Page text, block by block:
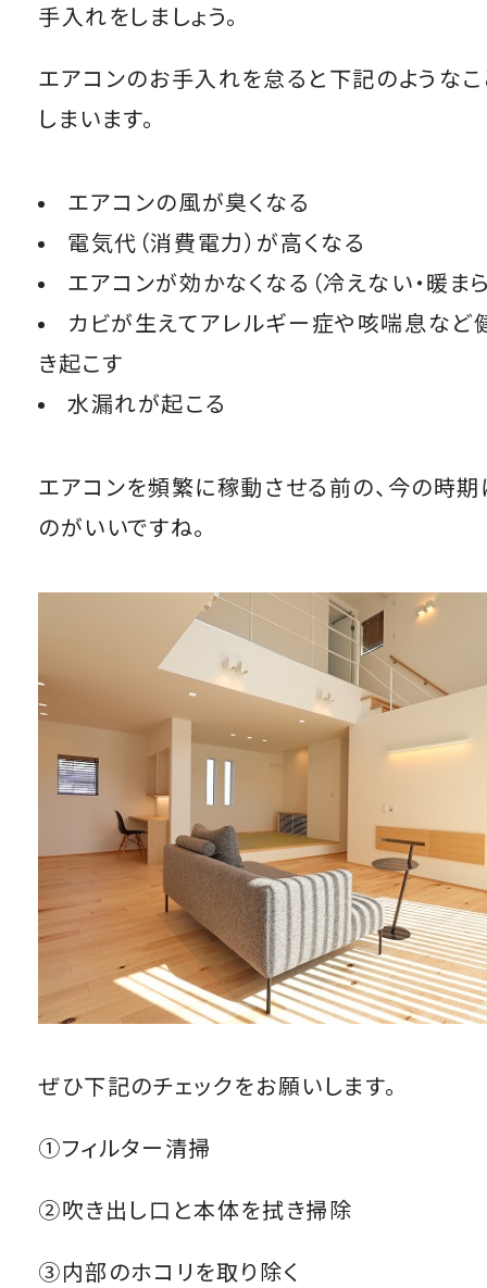
手入れをしましょう。
エアコンのお手入れを怠ると下記のようなこ
しまいます。
エアコンの風が臭くなる
電気代（消費電力）が高くなる
エアコンが効かなくなる（冷えない・暖ま
カビが生えてアレルギー症や咳喘息など
き起こす
水漏れが起こる
エアコンを頻繁に稼動させる前の、今の時期
のがいいですね。
ぜひ下記のチェックをお願いします。
①フィルター清掃
②吹き出し口と本体を拭き掃除
③内部のホコリを取り除く